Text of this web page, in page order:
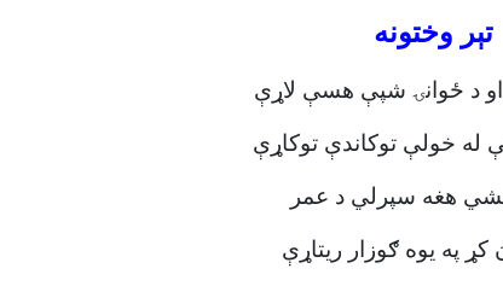
تېر وختونه
د ځوانۍ شپې هسې لاړې
خولې توکاندې توکاړې
هغه سپرلي د عمر
په یوه ګوزار ریتاړې